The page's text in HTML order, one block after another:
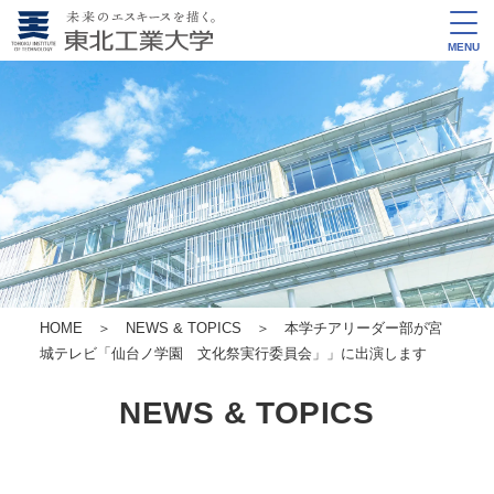
MENU
HOME ＞ NEWS & TOPICS ＞ 本学チアリーダー部が宮
城テレビ「仙台ノ学園 文化祭実行委員会」」に出演します
NEWS & TOPICS